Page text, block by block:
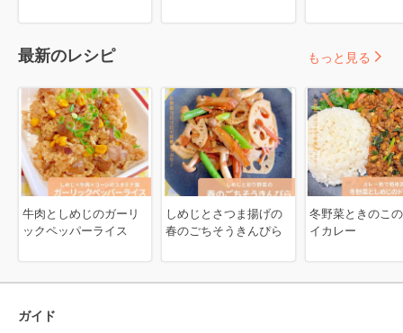
最新のレシピ
牛肉としめじのガーリ
ックペッパーライス
しめじとさつま揚げの
春のごちそうきんぴら
冬野菜ときのこ
イカレー
もっと見る
ガイド